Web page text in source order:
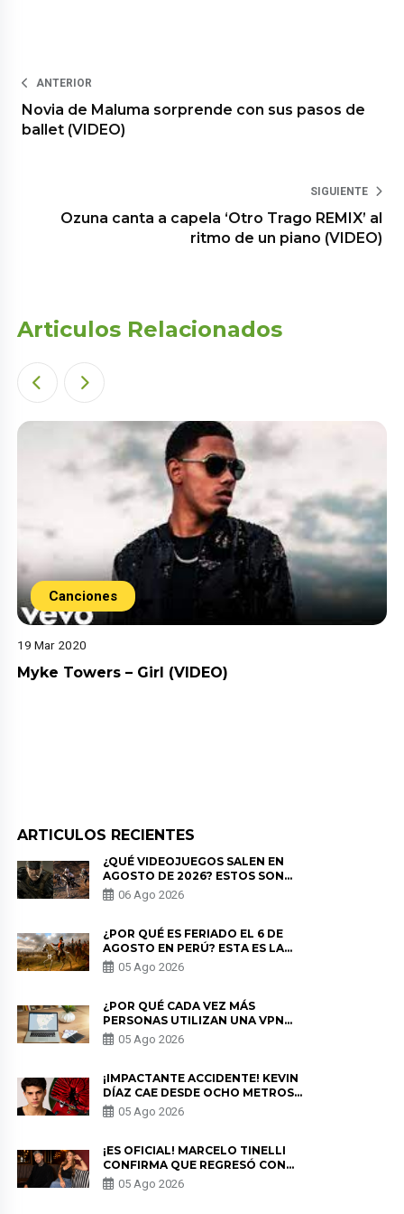
ANTERIOR
Novia de Maluma sorprende con sus pasos de
ballet (VIDEO)
SIGUIENTE
Ozuna canta a capela ‘Otro Trago REMIX’ al
ritmo de un piano (VIDEO)
Articulos Relacionados
Canciones
19 Mar 2020
Myke Towers – Girl (VIDEO)
ARTICULOS RECIENTES
¿QUÉ VIDEOJUEGOS SALEN EN
AGOSTO DE 2026? ESTOS SON
LOS ESTRENOS MÁS ESPERADOS
06 Ago 2026
¿POR QUÉ ES FERIADO EL 6 DE
AGOSTO EN PERÚ? ESTA ES LA
HISTORIA
05 Ago 2026
¿POR QUÉ CADA VEZ MÁS
PERSONAS UTILIZAN UNA VPN
PARA PROTEGER SU
PRIVACIDAD?
05 Ago 2026
¡IMPACTANTE ACCIDENTE! KEVIN
DÍAZ CAE DESDE OCHO METROS
EN “ESTO ES GUERRA” Y GENERA
PREOCUPACIÓN
05 Ago 2026
¡ES OFICIAL! MARCELO TINELLI
CONFIRMA QUE REGRESÓ CON
MILETT FIGUEROA: “EL AMOR
PUDO MÁS”
05 Ago 2026